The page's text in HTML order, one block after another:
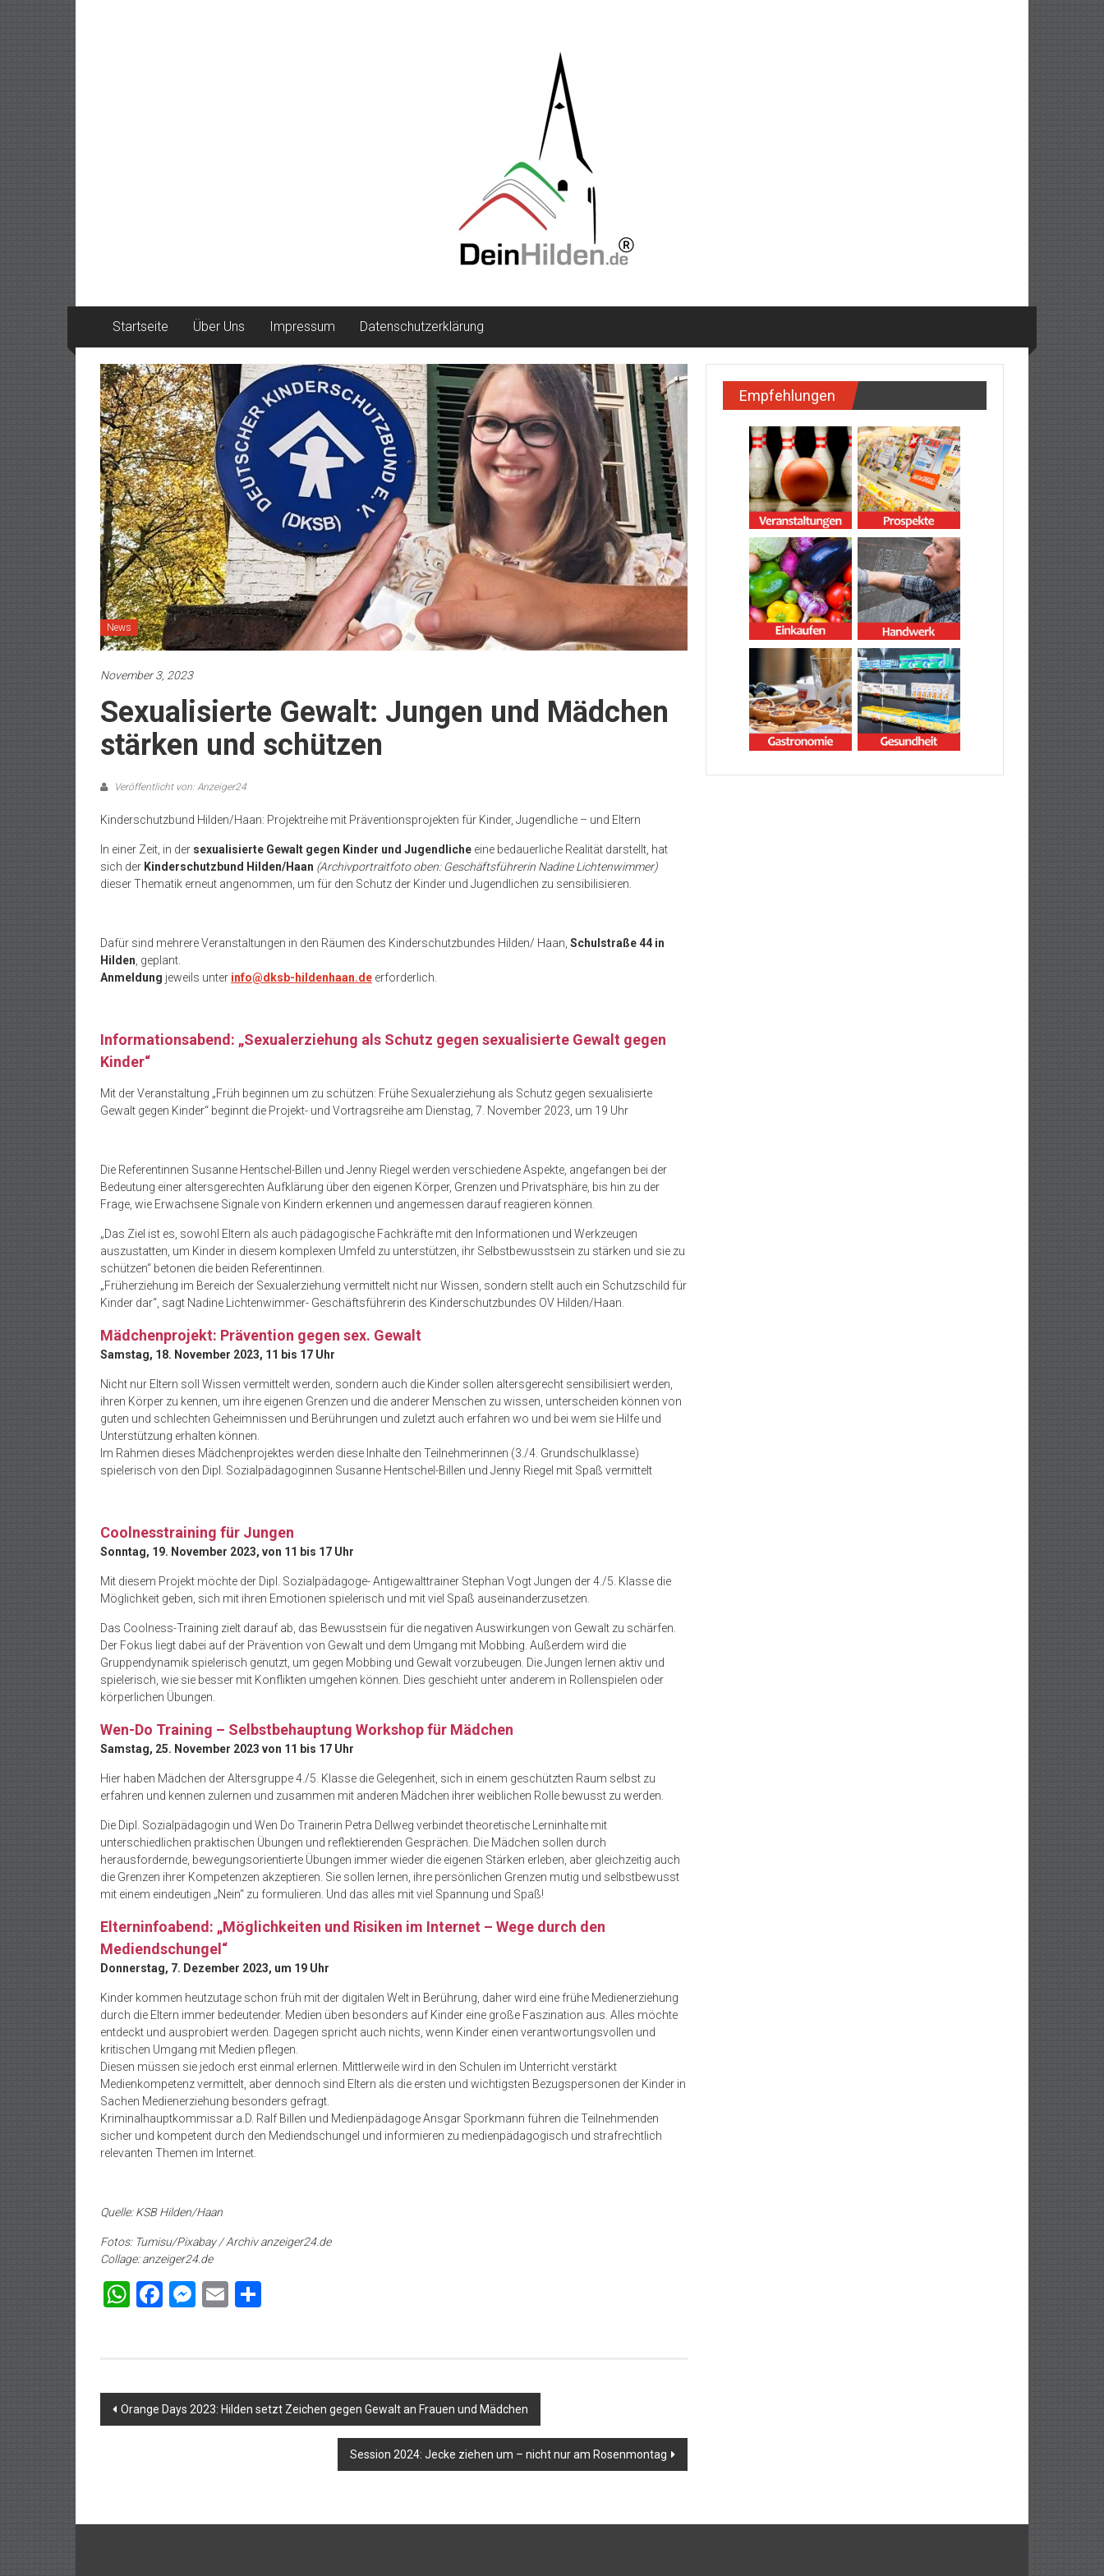
Startseite Über Uns Impressum Datenschutzerklärung
News
November 3, 2023
Sexualisierte Gewalt: Jungen und Mädchen
stärken und schützen
Veröffentlicht von: Anzeiger24
Kinderschutzbund Hilden/Haan: Projektreihe mit Präventionsprojekten für Kinder, Jugendliche – und Eltern
In einer Zeit, in der sexualisierte Gewalt gegen Kinder und Jugendliche eine bedauerliche Realität darstellt, hat
sich der Kinderschutzbund Hilden/Haan (Archivportraitfoto oben: Geschäftsführerin Nadine Lichtenwimmer)
dieser Thematik erneut angenommen, um für den Schutz der Kinder und Jugendlichen zu sensibilisieren.
Dafür sind mehrere Veranstaltungen in den Räumen des Kinderschutzbundes Hilden/ Haan, Schulstraße 44 in
Hilden , geplant.
Anmeldung jeweils unter info@dksb-hildenhaan.de erforderlich.
Informationsabend: „Sexualerziehung als Schutz gegen sexualisierte Gewalt gegen
Kinder“
Mit der Veranstaltung „Früh beginnen um zu schützen: Frühe Sexualerziehung als Schutz gegen sexualisierte
Gewalt gegen Kinder“ beginnt die Projekt- und Vortragsreihe am Dienstag, 7. November 2023, um 19 Uhr
Die Referentinnen Susanne Hentschel-Billen und Jenny Riegel werden verschiedene Aspekte, angefangen bei der
Bedeutung einer altersgerechten Aufklärung über den eigenen Körper, Grenzen und Privatsphäre, bis hin zu der
Frage, wie Erwachsene Signale von Kindern erkennen und angemessen darauf reagieren können.
„Das Ziel ist es, sowohl Eltern als auch pädagogische Fachkräfte mit den Informationen und Werkzeugen
auszustatten, um Kinder in diesem komplexen Umfeld zu unterstützen, ihr Selbstbewusstsein zu stärken und sie zu
schützen“ betonen die beiden Referentinnen.
„Früherziehung im Bereich der Sexualerziehung vermittelt nicht nur Wissen, sondern stellt auch ein Schutzschild für
Kinder dar“, sagt Nadine Lichtenwimmer- Geschäftsführerin des Kinderschutzbundes OV Hilden/Haan.
Mädchenprojekt: Prävention gegen sex. Gewalt
Samstag, 18. November 2023, 11 bis 17 Uhr
Nicht nur Eltern soll Wissen vermittelt werden, sondern auch die Kinder sollen altersgerecht sensibilisiert werden,
ihren Körper zu kennen, um ihre eigenen Grenzen und die anderer Menschen zu wissen, unterscheiden können von
guten und schlechten Geheimnissen und Berührungen und zuletzt auch erfahren wo und bei wem sie Hilfe und
Unterstützung erhalten können.
Im Rahmen dieses Mädchenprojektes werden diese Inhalte den Teilnehmerinnen (3./4. Grundschulklasse)
spielerisch von den Dipl. Sozialpädagoginnen Susanne Hentschel-Billen und Jenny Riegel mit Spaß vermittelt
Coolnesstraining für Jungen
Sonntag, 19. November 2023, von 11 bis 17 Uhr
Mit diesem Projekt möchte der Dipl. Sozialpädagoge- Antigewalttrainer Stephan Vogt Jungen der 4./5. Klasse die
Möglichkeit geben, sich mit ihren Emotionen spielerisch und mit viel Spaß auseinanderzusetzen.
Das Coolness-Training zielt darauf ab, das Bewusstsein für die negativen Auswirkungen von Gewalt zu schärfen.
Der Fokus liegt dabei auf der Prävention von Gewalt und dem Umgang mit Mobbing. Außerdem wird die
Gruppendynamik spielerisch genutzt, um gegen Mobbing und Gewalt vorzubeugen. Die Jungen lernen aktiv und
spielerisch, wie sie besser mit Konflikten umgehen können. Dies geschieht unter anderem in Rollenspielen oder
körperlichen Übungen.
Wen-Do Training – Selbstbehauptung Workshop für Mädchen
Samstag, 25. November 2023 von 11 bis 17 Uhr
Hier haben Mädchen der Altersgruppe 4./5. Klasse die Gelegenheit, sich in einem geschützten Raum selbst zu
erfahren und kennen zulernen und zusammen mit anderen Mädchen ihrer weiblichen Rolle bewusst zu werden.
Die Dipl. Sozialpädagogin und Wen Do Trainerin Petra Dellweg verbindet theoretische Lerninhalte mit
unterschiedlichen praktischen Übungen und reflektierenden Gesprächen. Die Mädchen sollen durch
herausfordernde, bewegungsorientierte Übungen immer wieder die eigenen Stärken erleben, aber gleichzeitig auch
die Grenzen ihrer Kompetenzen akzeptieren. Sie sollen lernen, ihre persönlichen Grenzen mutig und selbstbewusst
mit einem eindeutigen „Nein“ zu formulieren. Und das alles mit viel Spannung und Spaß!
Elterninfoabend: „Möglichkeiten und Risiken im Internet – Wege durch den
Mediendschungel“
Donnerstag, 7. Dezember 2023, um 19 Uhr
Kinder kommen heutzutage schon früh mit der digitalen Welt in Berührung, daher wird eine frühe Medienerziehung
durch die Eltern immer bedeutender. Medien üben besonders auf Kinder eine große Faszination aus. Alles möchte
entdeckt und ausprobiert werden. Dagegen spricht auch nichts, wenn Kinder einen verantwortungsvollen und
kritischen Umgang mit Medien pflegen.
Diesen müssen sie jedoch erst einmal erlernen. Mittlerweile wird in den Schulen im Unterricht verstärkt
Medienkompetenz vermittelt, aber dennoch sind Eltern als die ersten und wichtigsten Bezugspersonen der Kinder in
Sachen Medienerziehung besonders gefragt.
Kriminalhauptkommissar a.D. Ralf Billen und Medienpädagoge Ansgar Sporkmann führen die Teilnehmenden
sicher und kompetent durch den Mediendschungel und informieren zu medienpädagogisch und strafrechtlich
relevanten Themen im Internet.
Quelle: KSB Hilden/Haan
Fotos: Tumisu/Pixabay / Archiv anzeiger24.de
Collage: anzeiger24.de
WhatsApp
Facebook
Messenger
Email
Beitragsnavigation
Orange Days 2023: Hilden setzt Zeichen gegen Gewalt an Frauen und Mädchen
Session 2024: Jecke ziehen um – nicht nur am Rosenmontag
Empfehlungen